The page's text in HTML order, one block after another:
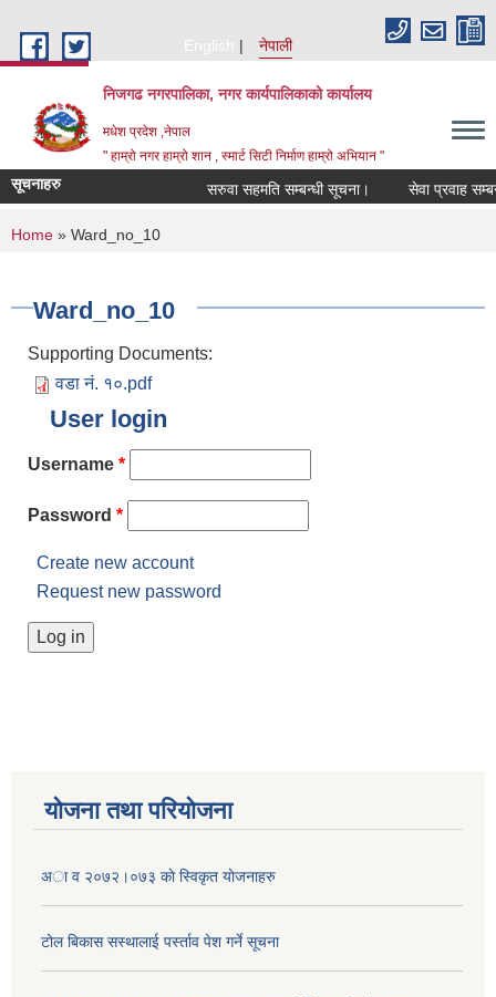
English
नेपाली
निजगढ नगरपालिका, नगर कार्यपालिकाको कार्यालय
मधेश प्रदेश ,नेपाल
" हाम्रो नगर हाम्रो शान , स्मार्ट सिटी निर्माण हाम्रो अभियान "
सूचनाहरु सरुवा सहमति सम्बन्धी सूचना। सेवा प्रवाह
You are here
Home » Ward_no_10
Ward_no_10
Supporting Documents:
वडा नं. १०.pdf
User login
Username *
Password *
Create new account
Request new password
योजना तथा परियोजना
अा व २०७२।०७३ काे स्विकृत याेजनाहरु
टोल बिकास स‌स्थालाई प‌र्स्ताव पेश गर्ने सूचना